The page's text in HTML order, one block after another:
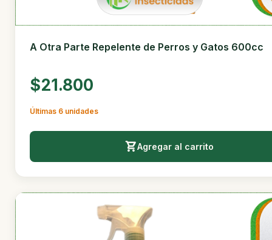
A Otra Parte Repelente de Perros y Gatos 600cc
$21.800
Últimas 6 unidades
Agregar al carrito